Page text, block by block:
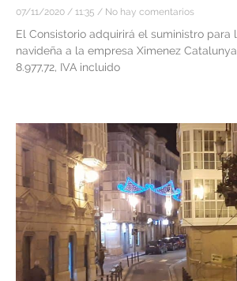
07/11/2020 11:35 No hay comentarios
El Consistorio adquirirá el suministro para
navideña a la empresa Ximenez
8.977,72, IVA incluido